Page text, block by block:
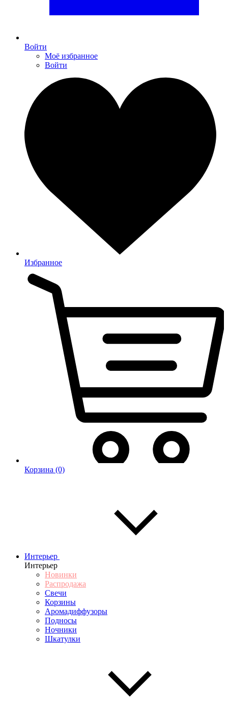
Войти
Моё избранное
Войти
Избранное
Корзина (0)
Интерьер
Интерьер
Новинки
Распродажа
Свечи
Корзины
Аромадиффузоры
Подносы
Ночники
Шкатулки